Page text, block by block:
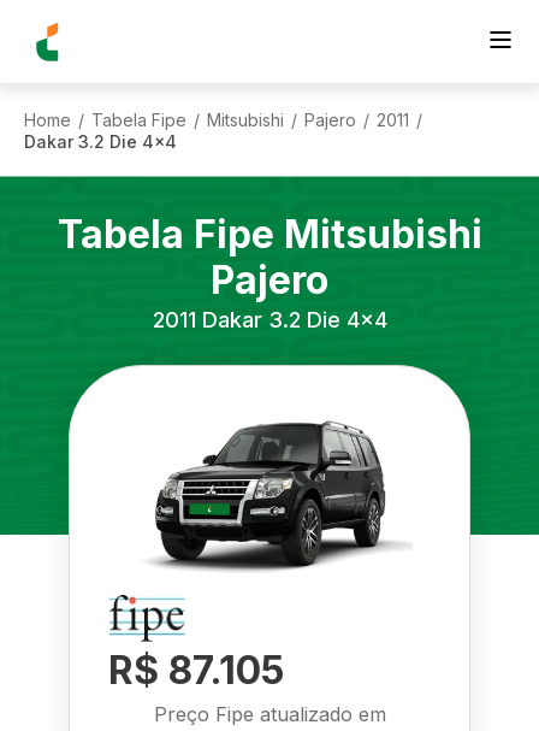
Home / Tabela Fipe / Mitsubishi / Pajero / 2011 /
Dakar 3.2 Die 4x4
Tabela Fipe Mitsubishi
Pajero
2011 Dakar 3.2 Die 4x4
R$ 87.105
Preço Fipe atualizado em